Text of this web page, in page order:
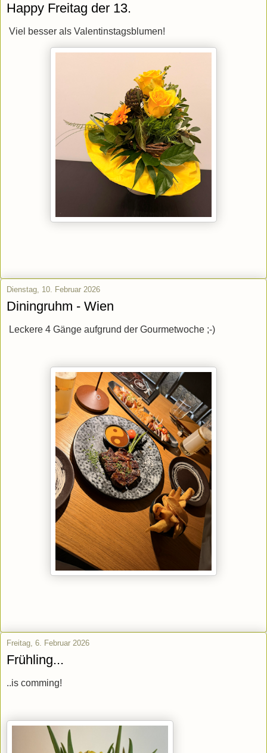
Happy Freitag der 13.
Viel besser als Valentinstagsblumen!
Dienstag, 10. Februar 2026
Diningruhm - Wien
Leckere 4 Gänge aufgrund der Gourmetwoche ;-)
Freitag, 6. Februar 2026
Frühling...
..is comming!